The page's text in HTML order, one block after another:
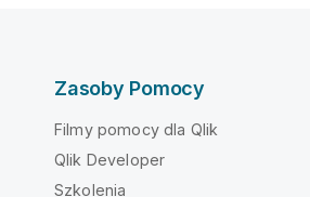
Zasoby Pomocy
Filmy pomocy dla Qlik
Qlik Developer
Szkolenia